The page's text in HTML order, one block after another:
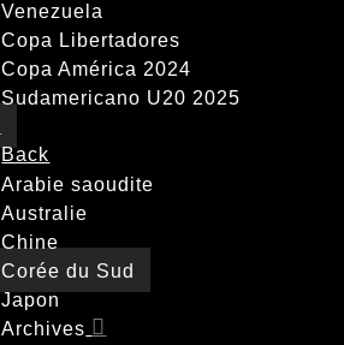
Venezuela
Copa Libertadores
Copa América 2024
Sudamericano U20 2025
Back
Arabie saoudite
Australie
Chine
Corée du Sud
Japon
Archives